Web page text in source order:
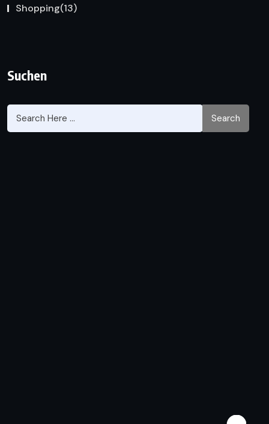
Shopping(13)
Suchen
Search